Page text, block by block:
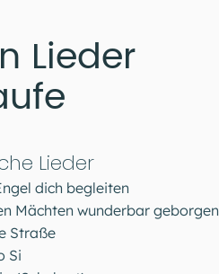
Lieder
Lieder
dich begleiten
Mächten wunderbar geborgen
Straße
Si